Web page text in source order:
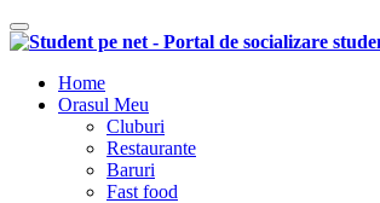
Comutare navigare
Home
Orasul Meu
Cluburi
Restaurante
Baruri
Fast food